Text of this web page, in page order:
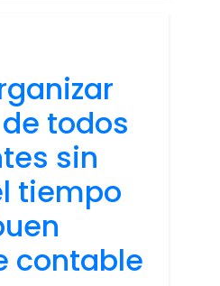
de todos
sin
tiempo
contable